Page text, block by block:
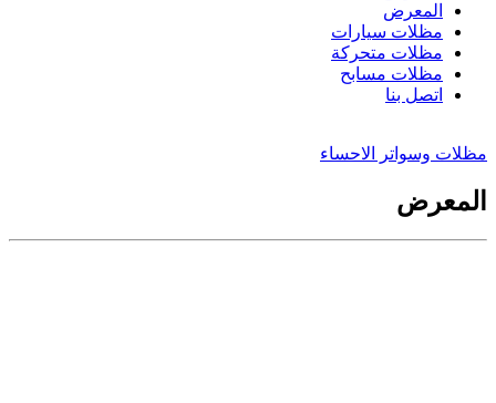
المعرض
مظلات سيارات
مظلات متحركة
مظلات مسابح
اتصل بنا
مظلات وسواتر الاحساء
المعرض